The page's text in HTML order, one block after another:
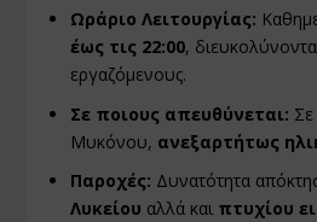
Ωράριο Λειτουργίας:
έως τις 22:00,
εργαζόμενους.
Σε ποιους απευθύνεται: Σε
Μυκόνου, ανεξαρτήτως
Παροχές: Δυνατότητα
Λυκείου αλλά και πτυχίου